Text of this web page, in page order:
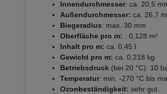
Innendurchmesser: ca. 20,5
Außendurchmesser: ca. 26,7
Biegeradius: max. 30 mm
Oberfläche pro m: : 0,128 m²
Inhalt pro m: ca. 0,45 l
Gewicht pro m: ca. 0,218 kg
Betriebsdruck (bei 20 °C): 10
Temperatur: min. -270 °C bis
Ozonbeständigkeit: sehr gut